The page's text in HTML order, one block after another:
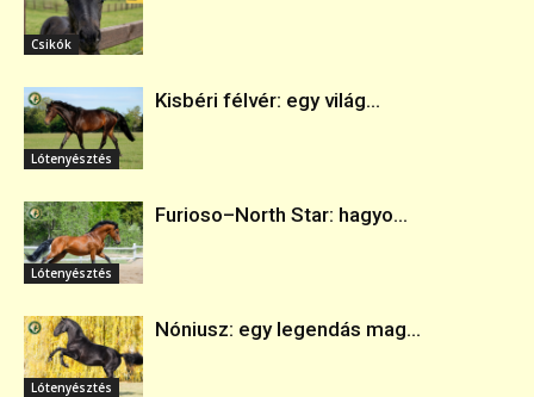
Csikók
Lótenyésztés
Kisbéri félvér: egy világ...
Lótenyésztés
Furioso–North Star: hagyo...
Lótenyésztés
Nóniusz: egy legendás mag...